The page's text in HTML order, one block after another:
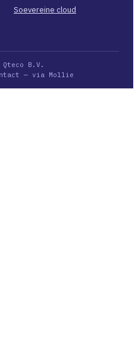
Soevereine cloud
B.V.
— via Mollie